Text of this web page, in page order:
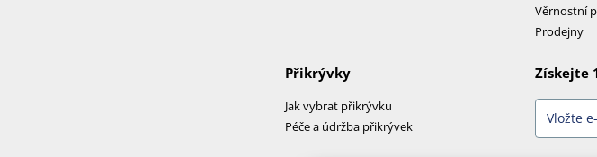
Věrnostní
Prodejny
Přikrývky
Jak vybrat přikrývku
Péče a údržba přikrývek
Získejte